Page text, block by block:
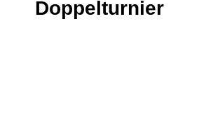
Doppelturnier